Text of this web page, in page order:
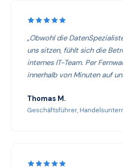
„Obwohl die
uns sitzen, fühlt sich die
internes IT-Team. Per
innerhalb von Minuten auf
Thomas M.
Geschäftsführer,